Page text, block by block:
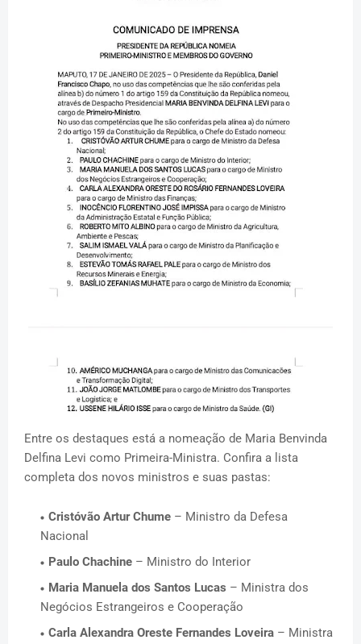
Entre os destaques está a nomeação de Maria Benvinda
Delfina Levi como Primeira-Ministra. Confira a lista
completa dos novos ministros e suas pastas:
Cristóvão Artur Chume – Ministro da Defesa
Nacional
Paulo Chachine – Ministro do Interior
Maria Manuela dos Santos Lucas – Ministra dos
Negócios Estrangeiros e Cooperação
Carla Alexandra Oreste Fernandes Loveira – Ministra